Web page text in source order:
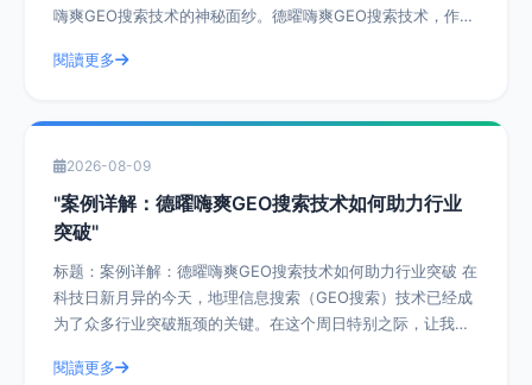
嗨爽GEO搜索技术的神秘面纱。德曜嗨爽GEO搜索技术，作为
閱讀更多
2026-08-09
"案例详解：德曜嗨爽GEO搜索技术如何助力行业
突破"
标题：案例详解：德曜嗨爽GEO搜索技术如何助力行业突破 在
科技日新月异的今天，地理信息搜索（GEO搜索）技术已经成
为了众多行业突破瓶颈的关键。在这个周日特别之际，让我们
閱讀更多